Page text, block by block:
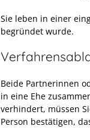
Sie leben in einer
begründet wurde.
Beide Partnerinnen
in eine Ehe
verhindert, müssen
Person bestätigen,